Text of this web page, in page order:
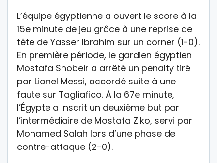
L’équipe égyptienne a ouvert le score à la
15e minute de jeu grâce à une reprise de
tête de Yasser Ibrahim sur un corner (1-0).
En première période, le gardien égyptien
Mostafa Shobeir a arrêté un penalty tiré
par Lionel Messi, accordé suite à une
faute sur Tagliafico. À la 67e minute,
l’Égypte a inscrit un deuxième but par
l’intermédiaire de Mostafa Ziko, servi par
Mohamed Salah lors d’une phase de
contre-attaque (2-0).